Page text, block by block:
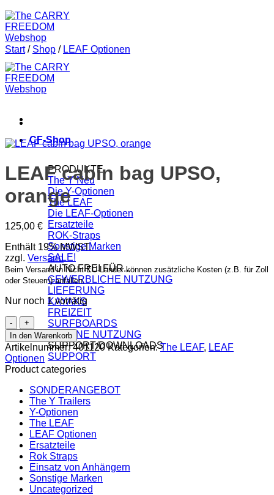
CF-Shop
PRODUKTE
The Y
Die Y-Optionen
The LEAF
Die LEAF-Optionen
Ersatzteile
ROK-Straps
Sonstige Marken
SALE!
AUTO FREI FÜR...
GEWERBLICHE NUTZUNG
LIEFERUNG
KAYAKS
FREIZEIT
SURFBOARDS
URBANE NUTZUNG
SUPPORT/DOWNLOADS
SUPPORT
Start / Shop / LEAF Optionen
LEAF cabin bag UPSO,
orange
125,00 €
Enthält 19% MWST.
zzgl. Versand
Beim Versand in Nicht-EU-Länder können zusätzliche Kosten (z.B. für Zoll
oder Steuern) anfallen.
Nur noch 1 vorrätig
LEAF
cabin
bag
UPSO,
orange
Menge
In den Warenkorb
Artikelnummer:401120 Kategorien:The LEAF, LEAF
Optionen
Product categories
SONDERANGEBOT
The Y Trailers
Y-Optionen
The LEAF
LEAF Optionen
Ersatzteile
Rok Straps
Einsatz von Anhängern
Sonstige Marken
Uncategorized